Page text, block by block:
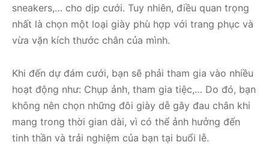
sneakers,… cho dịp cưới. Tuy nhiên, điều quan trọng
nhất là chọn một loại giày phù hợp với trang phục và
vừa vặn kích thước chân của mình.
Khi đến dự đám cưới, bạn sẽ phải tham gia vào nhiều
hoạt động như: Chụp ảnh, tham gia tiệc,… Do đó, bạn
không nên chọn những đôi giày dễ gây đau chân khi
mang trong thời gian dài, vì có thể ảnh hưởng đến
tinh thần và trải nghiệm của bạn tại buổi lễ.